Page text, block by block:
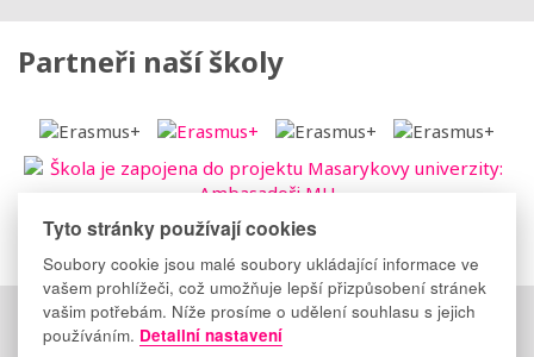
Partneři naší školy
Důležité odkazy:Elektronická třídnice | Suplování
Facebook | Instagram
Tyto stránky používají cookies
Soubory cookie jsou malé soubory ukládající informace ve
vašem prohlížeči, což umožňuje lepší přizpůsobení stránek
vašim potřebám. Níže prosíme o udělení souhlasu s jejich
používáním. Detailní nastavení